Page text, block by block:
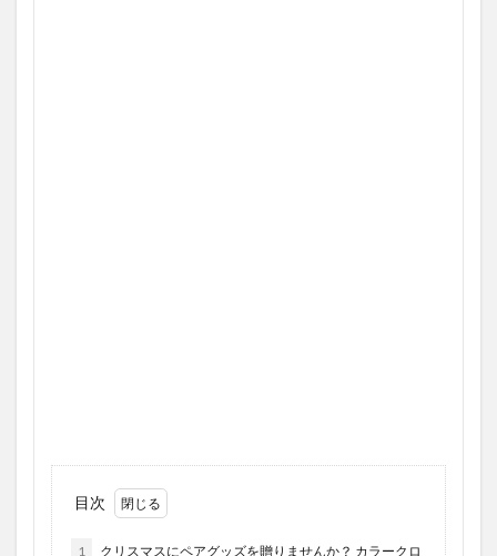
目次
1 クリスマスにペアグッズを贈りませんか？ カラークロ